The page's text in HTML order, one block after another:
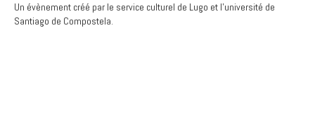
Un évènement créé par le service culturel de Lugo et l'université de
Santiago de Compostela.